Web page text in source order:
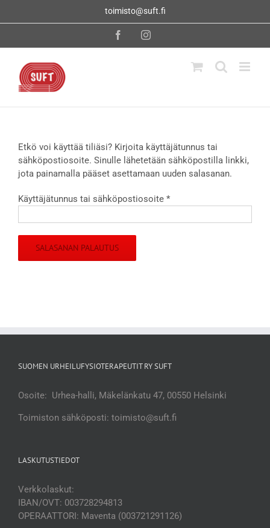
toimisto@suft.fi
FacebookInstagram
Etkö voi käyttää tiliäsi? Kirjoita käyttäjätunnus tai
sähköpostiosoite. Sinulle lähetetään sähköpostilla linkki,
jota painamalla pääset asettamaan uuden salasanan.
Käyttäjätunnus tai sähköpostiosoite *Vaaditaan
SALASANAN PALAUTUS
SUOMEN URHEILUFYSIOTERAPEUTIT RY SUFT
Osoite: Urhea-halli, Mäkelänkatu 47, 00550 Helsinki
Toimiston sähköposti: toimisto@suft.fi
LASKUTUSTIEDOT
Verkkolaskut:
IBAN/OVT: 003728294813
OPERAATTORI: Maventa (003721291126)